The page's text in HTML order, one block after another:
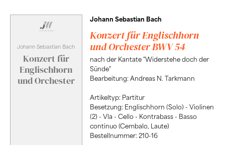
Johann Sebastian Bach
Konzert für
Englischhorn
und Orchester
Johann Sebastian Bach
Konzert für Englischhorn
und Orchester BWV 54
nach der Kantate "Widerstehe doch der
Sünde"
Bearbeitung: Andreas N. Tarkmann
Artikeltyp: Partitur
Besetzung: Englischhorn (Solo) - Violinen
(2) - Vla - Cello - Kontrabass - Basso
continuo (Cembalo, Laute)
Bestellnummer: 210-16